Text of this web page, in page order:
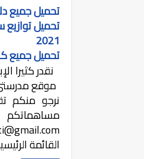
تحميل جميع
2021
تحميل جميع
نقدر كثيرا
موقع
نرجو منكم
مساهماتكم
القائمة